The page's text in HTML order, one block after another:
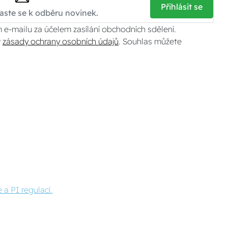
Přihlásit se
e-mailu za účelem zasílání obchodních sdělení.
zásady ochrany osobních údajů. Souhlas můžete
a PI regulací.